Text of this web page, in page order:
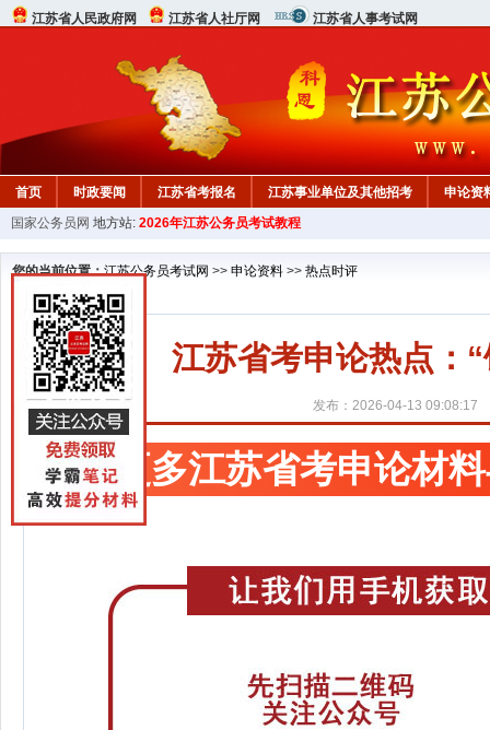
江苏省人民政府网 江苏省人社厅网 江苏省人事考试网
首页 时政要闻 江苏省考报名 江苏事业单位及其他招考
申论资
国家公务员网 地方站: 2026年江苏公务员考试教程
您的当前位置：江苏公务员考试网 >> 申论资料 >> 热点时评
江苏省考申论热点：
发布：2026-04-13 09:08:17
更多江苏省考申论材